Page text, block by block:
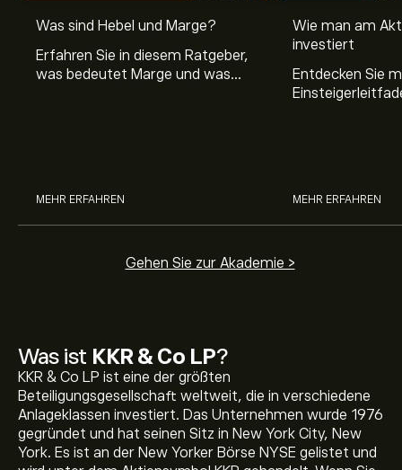
Was ist KKR & Co LP?
KKR & Co LP ist eine der größten
Beteiligungsgesellschaft weltweit, die in verschiedene
Anlageklassen investiert. Das Unternehmen wurde 1976
gegründet und hat seinen Sitz in New York City, New
York. Es ist an der New Yorker Börse NYSE gelistet und
Was sind Hebel und Marge?
Erfahren Sie in diesem Ratgeber,
was bedeutet Marge und was
MEHR ERFAHREN
Wie man am
investiert
Entdecken Sie
MEHR ERFAHREN
Gehen Sie zur Akademie >